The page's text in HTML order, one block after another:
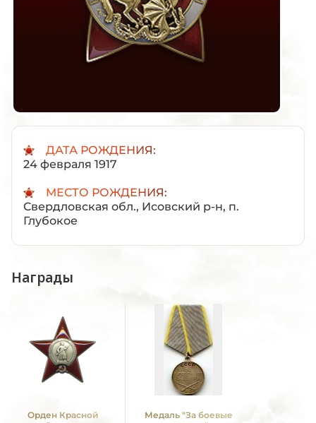
ДАТА РОЖДЕНИЯ:
24 февраля 1917
МЕСТО РОЖДЕНИЯ:
Свердловская обл., Исовский р-н, п.
Глубокое
Награды
Орден Красной
Медаль "За боевые